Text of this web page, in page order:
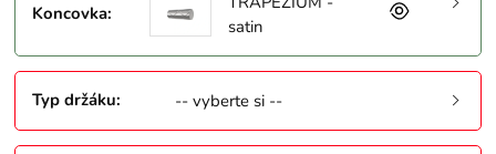
Koncovka:
satin
Typ držáku: -- vyberte si --